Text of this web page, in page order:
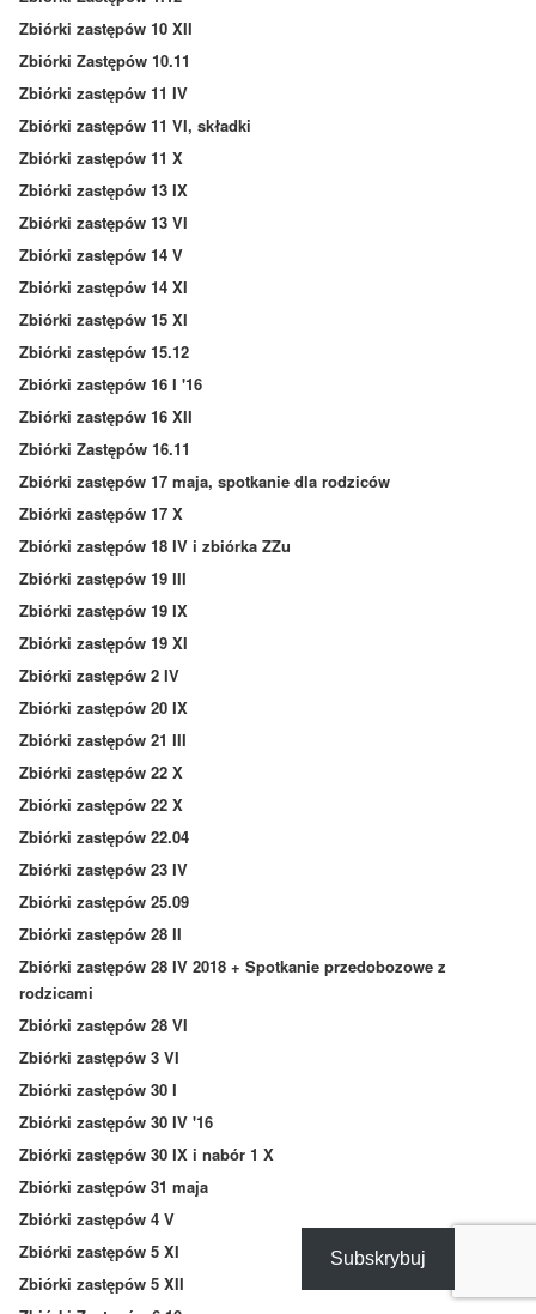
Zbiórki zastępów 10 XII
Zbiórki Zastępów 10.11
Zbiórki zastępów 11 IV
Zbiórki zastępów 11 VI, składki
Zbiórki zastępów 11 X
Zbiórki zastępów 13 IX
Zbiórki zastępów 13 VI
Zbiórki zastępów 14 V
Zbiórki zastępów 14 XI
Zbiórki zastępów 15 XI
Zbiórki zastępów 15.12
Zbiórki zastępów 16 I '16
Zbiórki zastępów 16 XII
Zbiórki Zastępów 16.11
Zbiórki zastępów 17 maja, spotkanie dla rodziców
Zbiórki zastępów 17 X
Zbiórki zastępów 18 IV i zbiórka ZZu
Zbiórki zastępów 19 III
Zbiórki zastępów 19 IX
Zbiórki zastępów 19 XI
Zbiórki zastępów 2 IV
Zbiórki zastępów 20 IX
Zbiórki zastępów 21 III
Zbiórki zastępów 22 X
Zbiórki zastępów 22 X
Zbiórki zastępów 22.04
Zbiórki zastępów 23 IV
Zbiórki zastępów 25.09
Zbiórki zastępów 28 II
Zbiórki zastępów 28 IV 2018 + Spotkanie przedobozowe z
rodzicami
Zbiórki zastępów 28 VI
Zbiórki zastępów 3 VI
Zbiórki zastępów 30 I
Zbiórki zastępów 30 IV '16
Zbiórki zastępów 30 IX i nabór 1 X
Zbiórki zastępów 31 maja
Zbiórki zastępów 4 V
Zbiórki zastępów 5 XI
Zbiórki zastępów 5 XII
Subskrybuj